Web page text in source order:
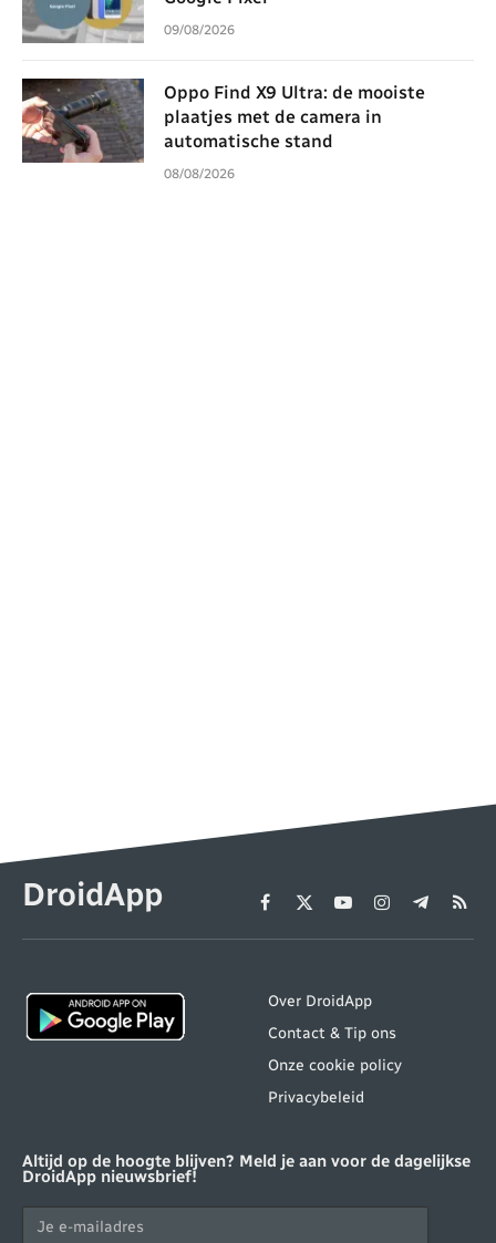
09/08/2026
Oppo Find X9 Ultra: de mooiste
plaatjes met de camera in
automatische stand
08/08/2026
DroidApp Facebook
X
(Twitter)
YouTubeInstagram
Telegram
RSS
Over DroidApp
Contact & Tip ons
Onze cookie policy
Privacybeleid
Altijd op de hoogte blijven? Meld je aan voor de dagelijkse
DroidApp nieuwsbrief!